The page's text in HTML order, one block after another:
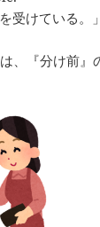
受けている。
、『分け前』